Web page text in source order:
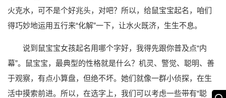
火克水，可不是个好兆头，对吧？所以，给鼠宝宝起名，咱们
得巧妙地运用五行来“化解”一下，让水火既济，生生不息。
说到鼠宝宝女孩起名用哪个字好，我得先跟你普及点“内
幕”。鼠宝宝，最典型的性格就是什么？机灵、警觉、聪明、善
于观察，有点小算盘，但绝不坏。她们就像一群小侦探，在生
活中摸索前进。所以，在选字上，我们可以考虑一些带有“聪